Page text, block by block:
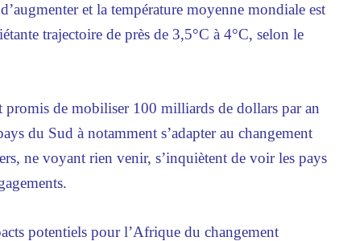
et la température moyenne mondiale est
trajectoire de près de 3,5°C à 4°C, selon le
promis de mobiliser 100 milliards de dollars par an
du Sud à notamment s’adapter au changement
ne voyant rien venir, s’inquiètent de voir les pays
potentiels pour l’Afrique du changement